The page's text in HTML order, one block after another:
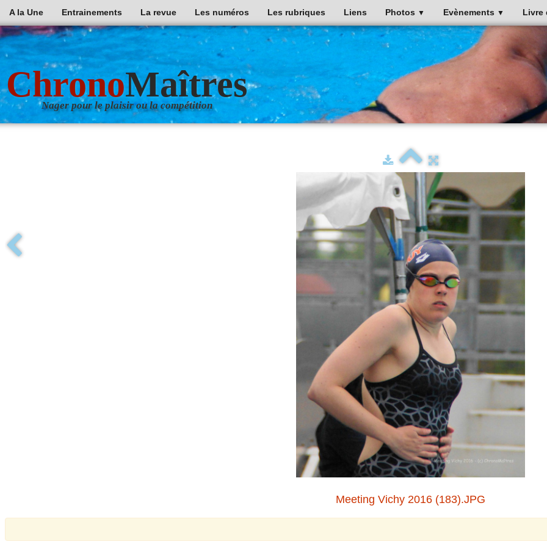
A la Une Entrainements La revue Les numéros Les rubriques Liens Photos ▼ Evènements ▼ Livre
ChronoMaîtres
Nager pour le plaisir ou la compétition
Meeting Vichy 2016 (183).JPG